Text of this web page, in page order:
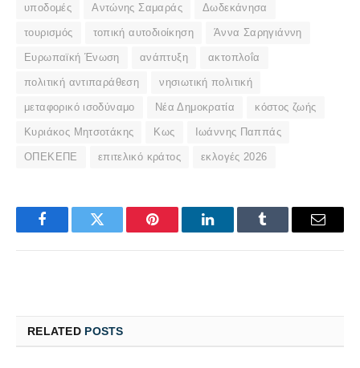
υποδομές Αντώνης Σαμαράς Δωδεκάνησα
τουρισμός τοπική αυτοδιοίκηση Άννα Σαρηγιάννη
Ευρωπαϊκή Ένωση ανάπτυξη ακτοπλοΐα
πολιτική αντιπαράθεση νησιωτική πολιτική
μεταφορικό ισοδύναμο Νέα Δημοκρατία κόστος ζωής
Κυριάκος Μητσοτάκης Κως Ιωάννης Παππάς
ΟΠΕΚΕΠΕ επιτελικό κράτος εκλογές 2026
FacebookTwitter Pinterest LinkedInTumblr Email
RELATED POSTS